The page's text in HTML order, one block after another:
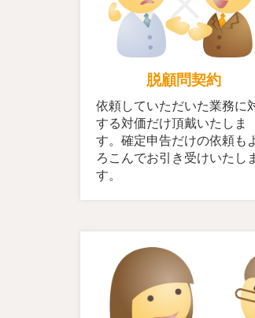
脱顧問契約
依頼していただいた業務に
する対価だけ頂戴いたしま
す。確定申告だけの依頼も
ろこんでお引き受けいたし
す。